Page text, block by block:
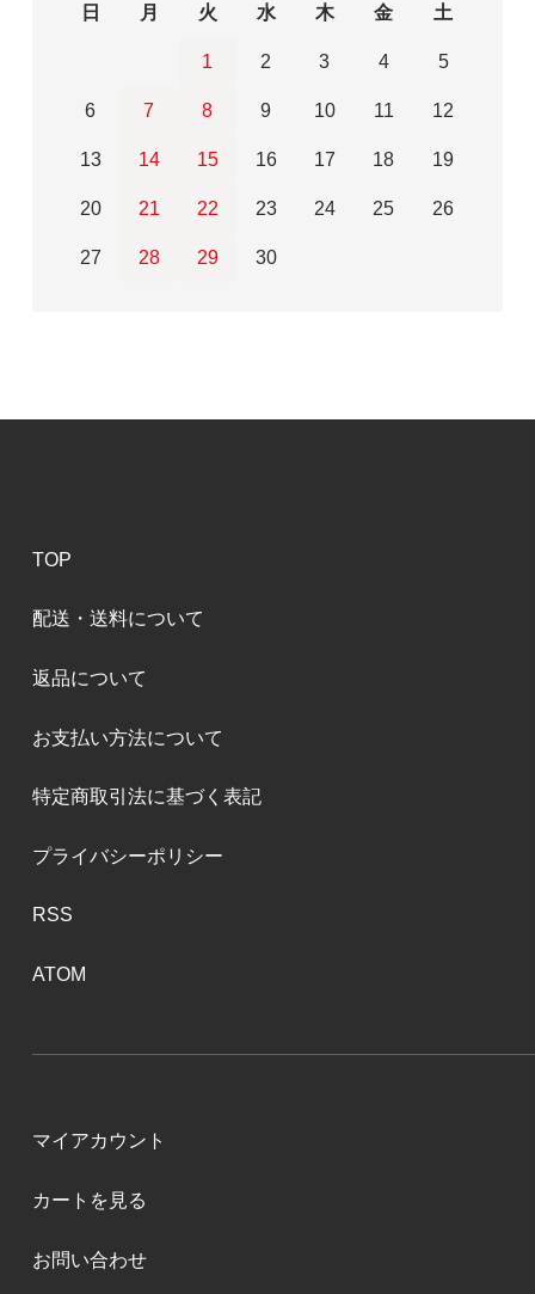
日
月 火 水 木 金 土
1 2 3 4 5
6 7 8 9 10 11 12
13 14 15 16 17 18 19
20 21 22 23 24 25 26
27 28 29 30
TOP
配送・送料について
返品について
お支払い方法について
特定商取引法に基づく表記
プライバシーポリシー
RSS
ATOM
マイアカウント
カートを見る
お問い合わせ